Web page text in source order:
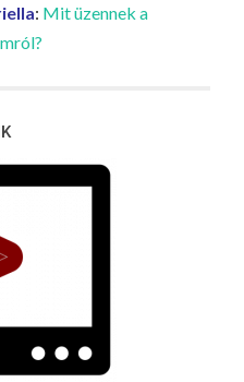
: Mit üzennek a